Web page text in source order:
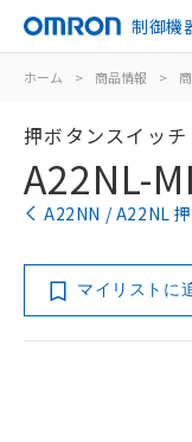
制御機
ホーム > 商品情報 >
押ボタンスイッチ
A22NL-
A22NN / A22NL
マイリストに